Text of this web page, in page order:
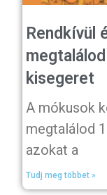
Rendkívül
kisegeret
A mókusok
megtalálod
azokat a
Tudj meg többet »